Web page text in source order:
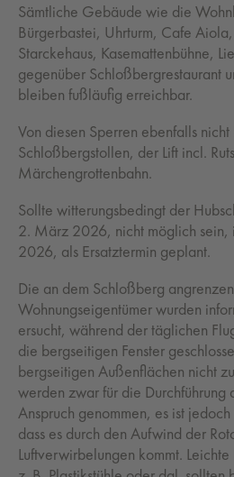
Sämtliche Gebäude wie die
Bürgerbastei, Uhrturm, Cafe
Starckehaus, Kasemattenbühne,
gegenüber Schloßbergrestaurant
bleiben fußläufig erreichbar.
Von diesen Sperren ebenfalls
Schloßbergstollen, der Lift incl.
Märchengrottenbahn.
Sollte witterungsbedingt der
2. März 2026, nicht möglich
2026, als Ersatztermin geplant.
Die an dem Schloßberg
Wohnungseigentümer wurden
ersucht, während der täglichen
die bergseitigen Fenster
bergseitigen Außenflächen nicht
werden zwar für die Durchführung
Anspruch genommen, es ist
dass es durch den Aufwind der
Luftverwirbelungen kommt.